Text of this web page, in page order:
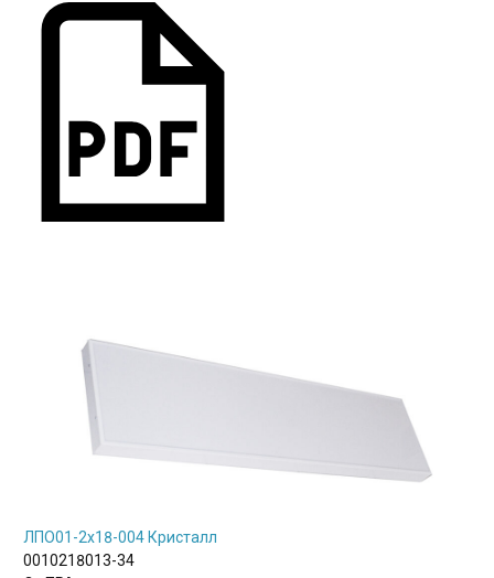
ЛПО01-2х18-004 Кристалл
0010218013-34